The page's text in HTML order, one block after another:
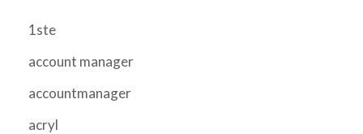
1ste
account manager
accountmanager
acryl